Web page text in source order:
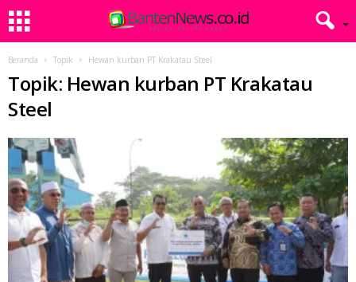
Beranda Topik Hewan kurban PT Krakatau Steel
Topik: Hewan kurban PT Krakatau
Steel